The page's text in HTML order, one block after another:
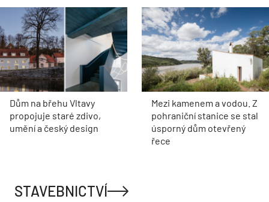
Dům na břehu Vltavy
propojuje staré zdivo,
umění a český design
Mezi kamenem a vodou. Z
pohraniční stanice se stal
úsporný dům otevřený
řece
STAVEBNICTVÍ